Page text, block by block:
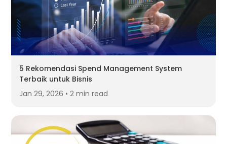
5 Rekomendasi Spend Management System
Terbaik untuk Bisnis
Jan 29, 2026 • 2 min read